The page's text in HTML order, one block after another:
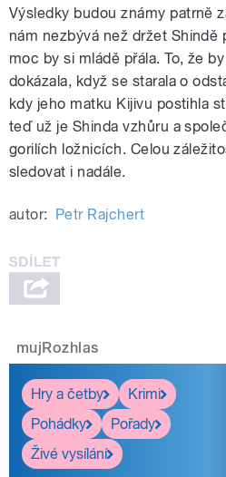
Výsledky budou známy patrně
nám nezbývá než držet Shindě
moc by si mládě přála. To, že
dokázala, když se starala o
kdy jeho matku Kijivu postihla
teď už je Shinda vzhůru a
gorilích ložnicích. Celou
sledovat i nadále.
autor: Petr Rajchert
mujRozhlas
Hry a četby
Krimi
Pohádky
Pořady
Živé vysílání